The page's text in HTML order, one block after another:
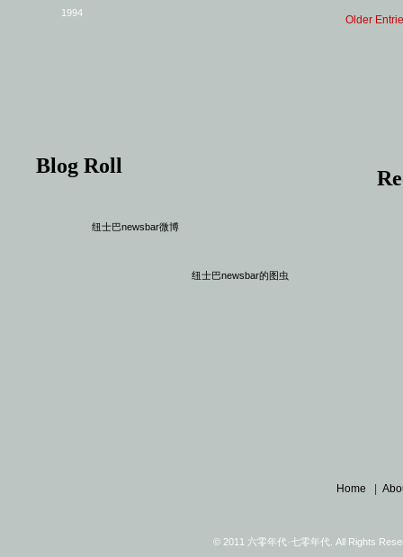
1994
Older
Blog Roll
纽士巴newsbar微博
纽士巴newsbar的图虫
Home |
© 2011 六零年代·七零年代. All Rights